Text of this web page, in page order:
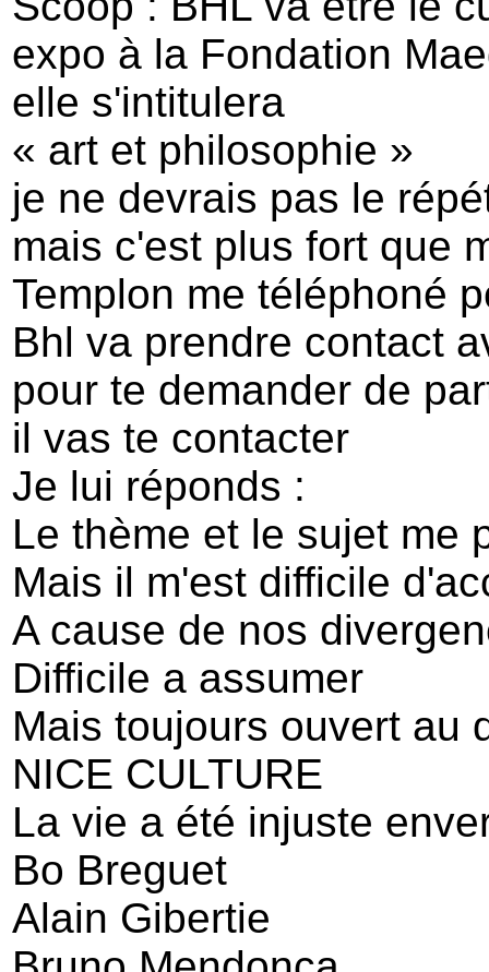
expo à la Fondation
elle s'intitulera
« art et philosophie »
je ne devrais pas le
mais c'est plus fort que
Templon me téléphoné
Bhl va prendre contact
pour te demander de
il vas te contacter
Je lui réponds :
Le thème et le sujet me
Mais il m'est difficile
A cause de nos
Difficile a assumer
Mais toujours ouvert au
NICE CULTURE
La vie a été injuste
Bo Breguet
Alain Gibertie